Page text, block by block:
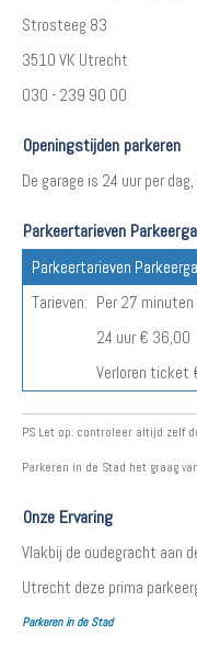
Strosteeg 83
3510 VK Utrecht
030 - 239 90 00
Openingstijden parkeren
De garage is 24 uur per
Parkeertarieven
Parkeertarieven
Tarieven: Per 27
24 uur € 36,00
Verloren ticket
PS Let op: controleer altijd zelf
Parkeren in de Stad het graag
Onze Ervaring
Vlakbij de oudegracht aan
Utrecht deze prima
Parkeren in de Stad